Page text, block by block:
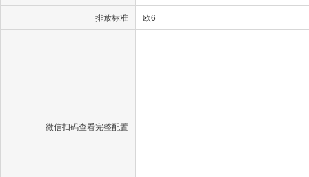
排放标准 欧6
微信扫码查看完整配置